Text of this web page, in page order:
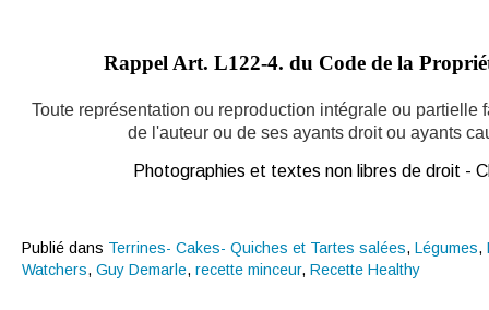
Rappel Art. L122-4. du Code de la
Toute représentation ou reproduction intégrale ou partielle
de l'auteur ou de ses ayants droit ou ayants
Photographies et textes non libres de droit -
Publié dans Terrines- Cakes- Quiches et Tartes salées, Légumes,
Watchers, Guy Demarle, recette minceur, Recette Healthy